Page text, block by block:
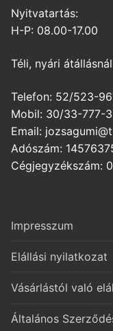
Nyitvatartás:
H-P: 08.00-17.00
Téli, nyári
Telefon: 52/523-
Mobil: 30/33-777-
Email:
Adószám:
Cégjegyzékszám:
Impresszum
Elállási nyilatkozat
Vásárlástól való
Általános